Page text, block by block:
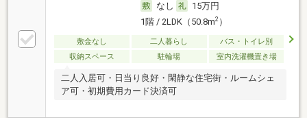
なし
15万円
1階 / 2LDK（50.8m2）
敷金なし 二人暮らし
バス・トイレ別
収納スペース
駐輪場 室内洗濯機置き場
二人入居可・日当り良好・閑静な住宅街・ルームシェ
ア可・初期費用カード決済可